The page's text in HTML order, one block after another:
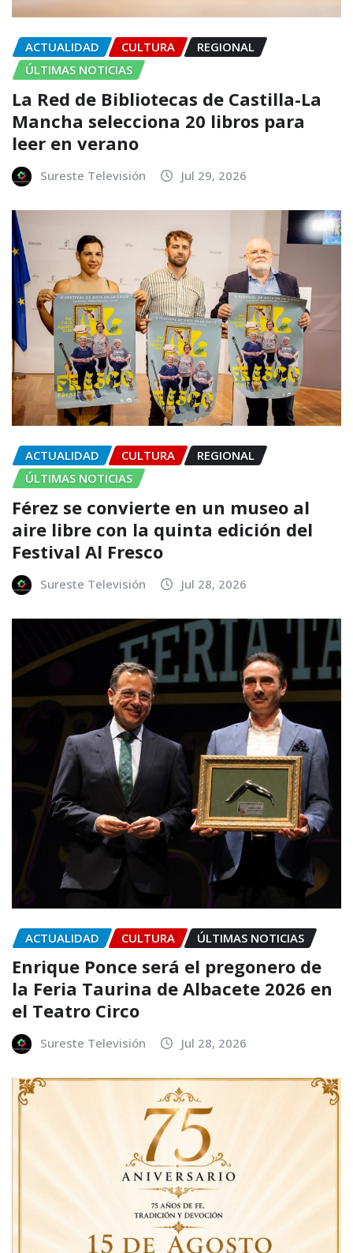
ACTUALIDAD CULTURA
REGIONAL
ÚLTIMAS NOTICIAS
La Red de Bibliotecas de Castilla-La
Mancha selecciona 20 libros para
leer en verano
Sureste Televisión Jul 29, 2026
ACTUALIDAD CULTURA
REGIONAL
ÚLTIMAS NOTICIAS
Férez se convierte en un museo al
aire libre con la quinta edición del
Festival Al Fresco
Sureste Televisión Jul 28, 2026
ACTUALIDAD CULTURA ÚLTIMAS NOTICIAS
Enrique Ponce será el pregonero de
la Feria Taurina de Albacete 2026 en
el Teatro Circo
Sureste Televisión Jul 28, 2026